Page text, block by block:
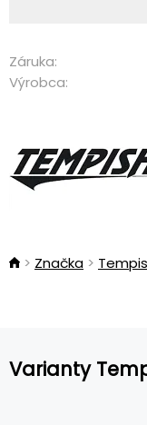
Záruka:
Výrobca:
Značka
Varianty